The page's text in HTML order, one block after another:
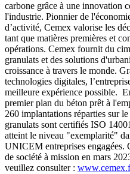
carbone grâce à une innovation
l'industrie. Pionnier de
d’activité, Cemex valorise les
tant que matières premières et
opérations. Cemex fournit du
granulats et des solutions
croissance à travers le monde.
technologies digitales,
meilleure expérience possible.
premier plan du béton prêt à
260 implantations réparties sur
granulats sont certifiés ISO
atteint le niveau "exemplarité"
UNICEM entreprises engagées.
de société à mission en mars
veuillez consulter :